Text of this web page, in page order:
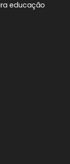
educação